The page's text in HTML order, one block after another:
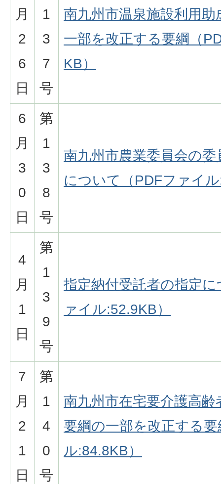
月
2
6
日
1
3
7
号
南九州市温泉施設利用
一部を改正する要綱（
KB）
6
月
3
0
日
第
1
3
8
号
南九州市農業委員会の
について（PDFファイ
4
月
1
日
第
1
3
9
号
指定納付受託者の指定
ァイル:52.9KB）
7
月
2
1
日
第
1
4
0
号
南九州市在宅要介護高齢
要綱の一部を改正する
ル:84.8KB）